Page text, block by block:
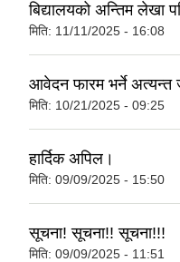
बिद्यालयको अन्तिम लेखा
मिति: 11/11/2025 - 16:08
आवेदन फारम भर्ने अत्यन्त
मिति: 10/21/2025 - 09:25
हार्दिक अपिल।
मिति: 09/09/2025 - 15:50
सूचना! सूचना!! सूचना!!!
मिति: 09/09/2025 - 11:51